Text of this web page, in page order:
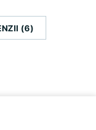
(6)